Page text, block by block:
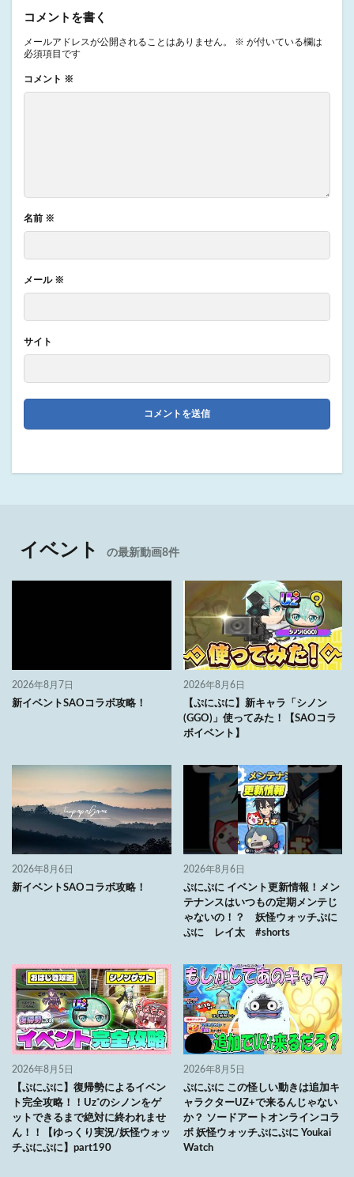
コメントを書く
メールアドレスが公開されることはありません。 ※ が付いている欄は
必須項目です
コメント ※
名前 ※
メール ※
サイト
イベント の最新動画8件
2026年8月7日
新イベントSAOコラボ攻略！
2026年8月6日
【ぷにぷに】新キャラ「シノン
(GGO)」使ってみた！【SAOコラ
ボイベント】
2026年8月6日
新イベントSAOコラボ攻略！
2026年8月6日
ぷにぷに イベント更新情報！メン
テナンスはいつもの定期メンテじ
ゃないの！？ 妖怪ウォッチぷに
ぷに レイ太 #shorts
2026年8月5日
【ぷにぷに】復帰勢によるイベン
ト完全攻略！！Uz⁺のシノンをゲ
ットできるまで絶対に終われませ
ん！！【ゆっくり実況/妖怪ウォッ
チぷにぷに】part190
2026年8月5日
ぷにぷに この怪しい動きは追加キ
ャラクターUZ+で来るんじゃない
か？ ソードアートオンラインコラ
ボ 妖怪ウォッチぷにぷに Youkai
Watch